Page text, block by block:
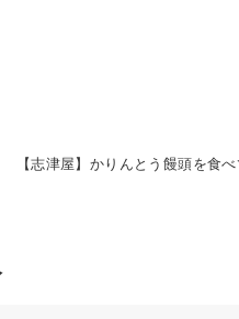
【志津屋】かりんとう饅頭を食